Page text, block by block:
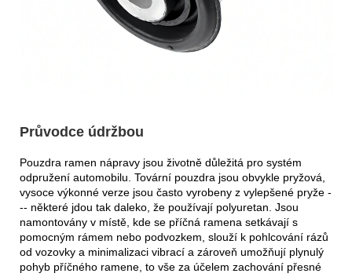
Průvodce údržbou
Pouzdra ramen nápravy jsou životně důležitá pro systém
odpružení automobilu. Tovární pouzdra jsou obvykle pryžová,
vysoce výkonné verze jsou často vyrobeny z vylepšené pryže -
-- některé jdou tak daleko, že používají polyuretan. Jsou
namontovány v místě, kde se příčná ramena setkávají s
pomocným rámem nebo podvozkem, slouží k pohlcování rázů
od vozovky a minimalizaci vibrací a zároveň umožňují plynulý
pohyb příčného ramene, to vše za účelem zachování přesné